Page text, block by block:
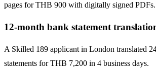
pages for THB 900 with digitally signed PDFs.
12-month bank statement
A Skilled 189 applicant in London translated
statements for THB 7,200 in 4 business days.